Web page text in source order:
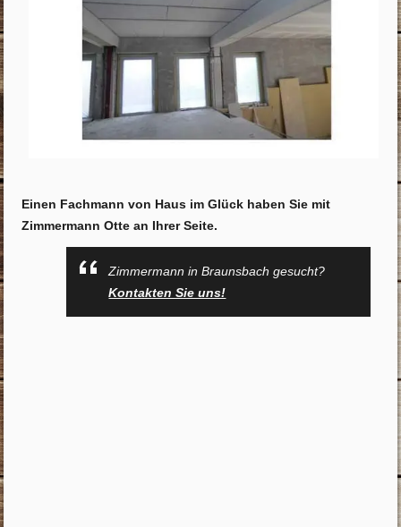
Einen Fachmann von Haus im Glück haben Sie mit
Zimmermann Otte an Ihrer Seite.
Zimmermann in Braunsbach gesucht?
Kontakten Sie uns!